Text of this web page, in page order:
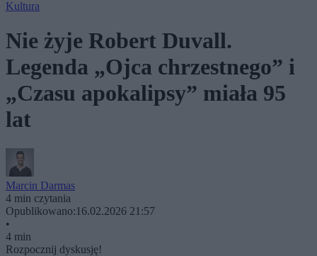
Kultura
Nie żyje Robert Duvall.
Legenda „Ojca chrzestnego” i
„Czasu apokalipsy” miała 95
lat
Marcin Darmas
4 min czytania
Opublikowano:16.02.2026 21:57
•
4 min
Rozpocznij dyskusję!